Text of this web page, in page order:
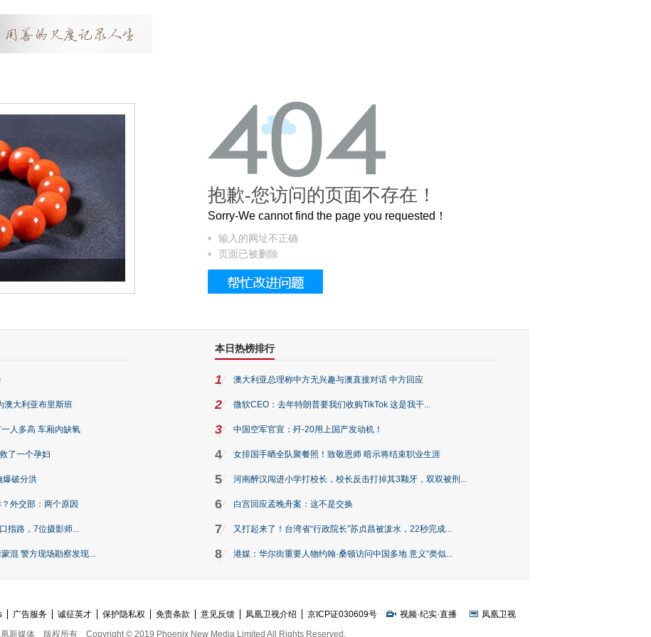
这个3.2米的长卷，还原了600岁的紫禁城
抱歉-您访问的页面不存在！
Sorry-We cannot find the page you requested！
输入的网址不正确
页面已被删除
澳大利亚布里斯班
人多高 车厢内缺氧
了一个孕妇
爆破分洪
外交部：两个原因
指路，7位摄影师...
混 警方现场勘察发现...
本日热榜排行
1 澳大利亚总理称中方无兴趣与澳直接对话 中方回应
2 微软CEO：去年特朗普要我们收购TikTok 这是我干...
3 中国空军官宣：歼-20用上国产发动机！
4 女排国手晒全队聚餐照！致敬恩师 暗示将结束职业生涯
5 河南醉汉闯进小学打校长，校长反击打掉其3颗牙，双双被刑...
6 白宫回应孟晚舟案：这不是交换
7 又打起来了！台湾省“行政院长”苏贞昌被泼水，22秒完成...
8 港媒：华尔街重要人物约翰·桑顿访问中国多地 意义“类似...
广告服务 诚征英才 保护隐私权 免责条款 意见反馈 凤凰卫视介绍 京ICP证030609号 视频·纪实·直播
凤凰卫视
新媒体
版权所有 Copyright © 2019 Phoenix New Media Limited All Rights Reserved.